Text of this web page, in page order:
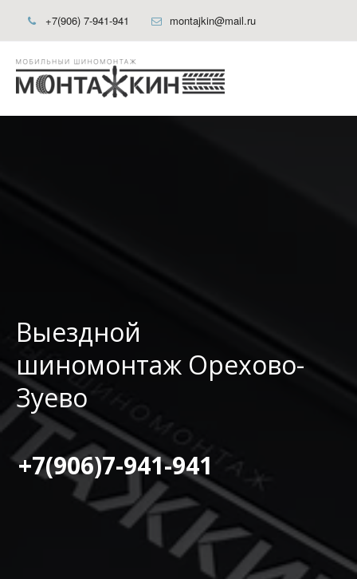
+7(906) 7-941-941 montajkin@mail.ru
Выездной
шиномонтаж Орехово-
Зуево
+7(906)7-941-941